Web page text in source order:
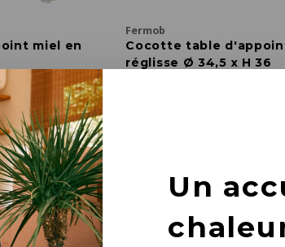
Un
miel en
+5
Fermob
Cocotte table
réglisse Ø 34,5 x H 36